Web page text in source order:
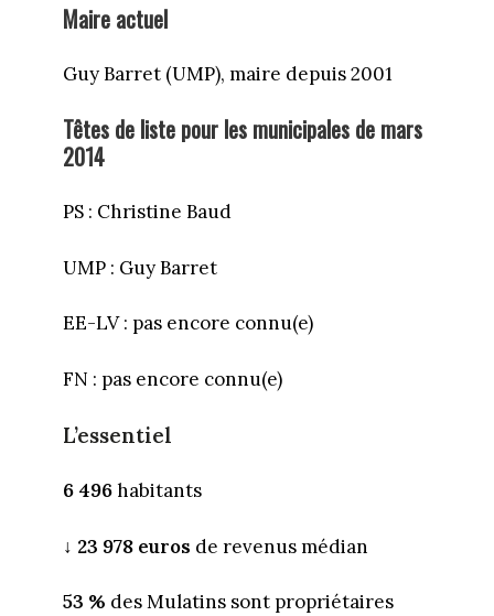
Maire actuel
Guy Barret (UMP), maire depuis 2001
Têtes de liste pour les municipales de mars
2014
PS : Christine Baud
UMP : Guy Barret
EE-LV : pas encore connu(e)
FN : pas encore connu(e)
L’essentiel
6 496habitants
↓ 23 978 euros de revenus médian
53 % des Mulatins sont propriétaires